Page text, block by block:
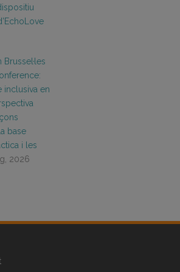
inclusiva en
base
i les
2026